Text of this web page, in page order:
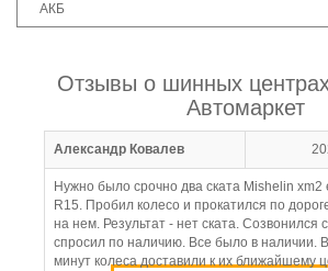
АКБ
Отзывы о шинных
Автомаркет
Александр Ковалев
Нужно было срочно два ската Mishelin
R15. Пробил колесо и прокатился по
на нем. Результат - нет ската. Созвонился
спросил по наличию. Все было в наличии.
минут колеса доставили к их ближайшему